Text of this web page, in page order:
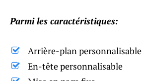
Parmi les caractéristiques:
Arrière-plan personnalisable
En-tête personnalisable